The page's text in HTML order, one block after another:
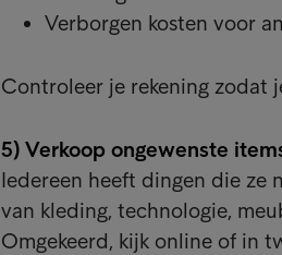
Verborgen kosten voor
Controleer je rekening zodat
5) Verkoop ongewenste
Iedereen heeft dingen die ze
van kleding, technologie,
Omgekeerd, kijk online of in